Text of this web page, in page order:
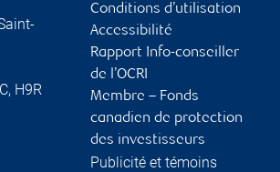
, H9R
Conditions d’utilisation
Accessibilité
Rapport Info-conseiller
de l’OCRI
Membre – Fonds
canadien de protection
des investisseurs
Publicité et témoins